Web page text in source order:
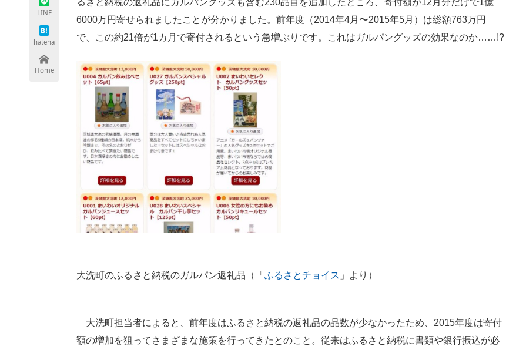
LINE
hatena
Home
るさと納税の返礼品にガルパングッズも含む230品目を追加したところ、寄付額が12月分だけで1億
6000万円寄せられましたことが分かりました。前年度（2014年4月〜2015年5月）は総額763万円
で、この約21倍が1カ月で寄付されるという急増ぶりです。これはガルパングッズの効果なのか……!?
大洗町のふるさと納税のガルパン返礼品（「 ふるさとチョイス 」より）
大洗町担当者によると、前年度はふるさと納税の返礼品の品数が少なかったため、2015年度は寄付
額の増加を狙ってさまざまな施策を行ってきたとのこと。従来はふるさと納税に書類や銀行振込が必